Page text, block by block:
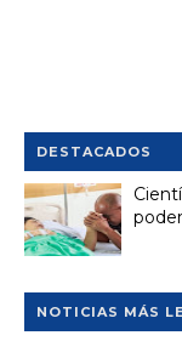
DESTACADOS
NOTICIAS MÁS